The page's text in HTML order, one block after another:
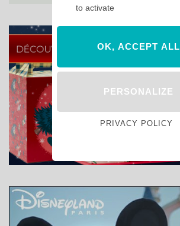
to activate
OK, ACCEPT ALL
PERSONALIZE
PRIVACY POLICY